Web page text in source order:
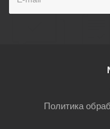
Политика